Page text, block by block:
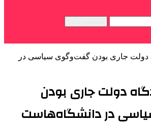
دولت جاری بودن گفت‌وگوی سیاسی در
دولت جاری بودن
در دانشگاه‌هاست